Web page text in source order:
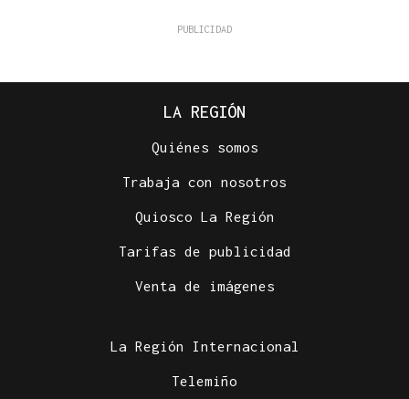
LA REGIÓN
Quiénes somos
Trabaja con nosotros
Quiosco La Región
Tarifas de publicidad
Venta de imágenes
La Región Internacional
Telemiño